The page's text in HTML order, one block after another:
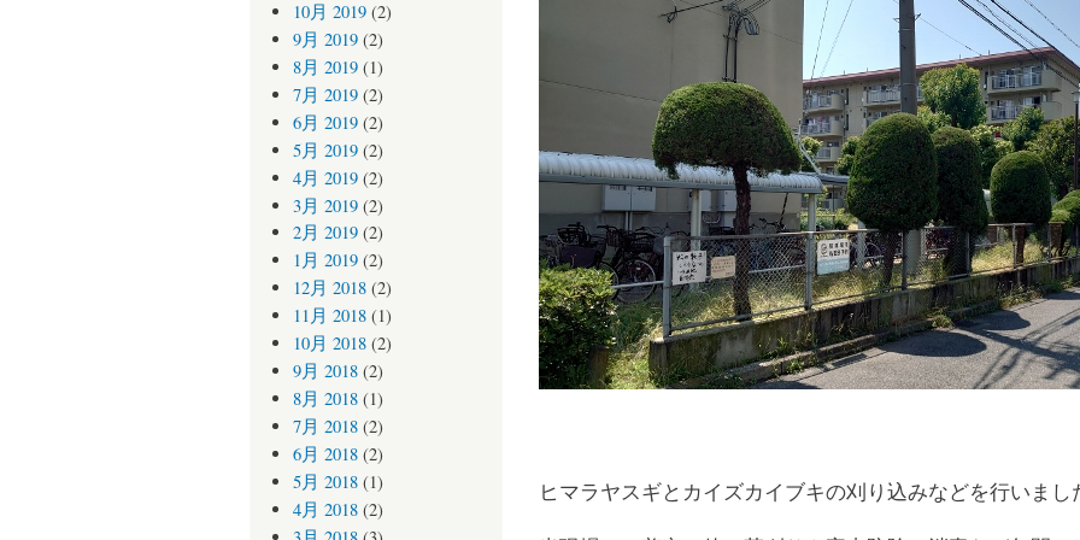
10月 2019(2)
9月 2019(2)
8月 2019(1)
7月 2019(2)
6月 2019(2)
5月 2019(2)
4月 2019(2)
3月 2019(2)
2月 2019(2)
1月 2019(2)
12月 2018(2)
11月 2018(1)
10月 2018(2)
9月 2018(2)
8月 2018(1)
7月 2018(2)
6月 2018(2)
5月 2018(1)
4月 2018(2)
ヒマラヤスギとカイズカイブキの刈り込みなどを行いまし